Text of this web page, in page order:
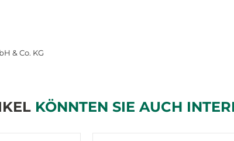
& Co. KG
KÖNNTEN SIE AUCH